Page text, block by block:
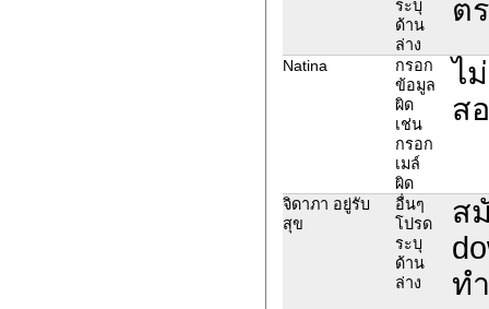
ระบุ
ด้าน
ล่าง
ต
Natina
กรอก
ข้อมูล
ผิด
เช่น
กรอก
เมล์
ผิด
ไ
ส
จิดาภา อยู่รับ
สุข
อื่นๆ
โปรด
ระบุ
ด้าน
ล่าง
ส
ท